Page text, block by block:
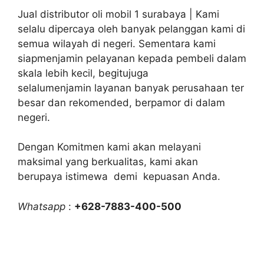
Jual distributor oli mobil 1 surabaya | Kami
selalu dipercaya oleh banyak pelanggan kami di
semua wilayah di negeri. Sementara kami
siapmenjamin pelayanan kepada pembeli dalam
skala lebih kecil, begitujuga
selalumenjamin layanan banyak perusahaan ter
besar dan rekomended, berpamor di dalam
negeri.
Dengan Komitmen kami akan melayani
maksimal yang berkualitas, kami akan
berupaya istimewa demi kepuasan Anda.
Whatsapp : +628-7883-400-500